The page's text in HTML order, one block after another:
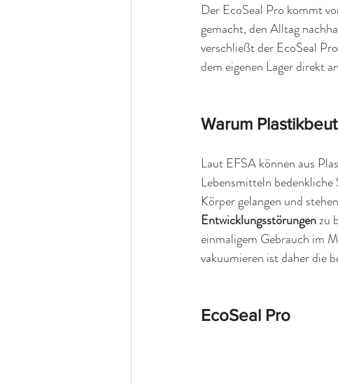
Der EcoSeal Pro kommt
gemacht, den Alltag
verschließt der EcoSeal
dem eigenen Lager direkt
Warum
Laut EFSA können aus
Lebensmitteln
Körper gelangen und
Entwicklungsstörungen zu
einmaligem Gebrauch im
vakuumieren ist daher die
EcoSeal Pro